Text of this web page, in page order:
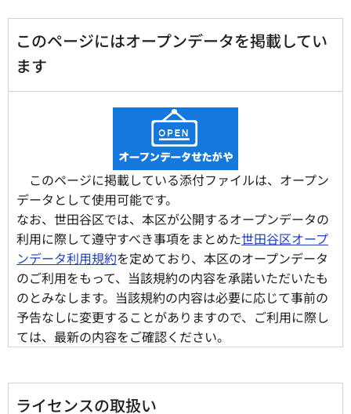
このページにはオープンデータを掲載してい
ます
このページに掲載している添付ファイルは、オープン
データとして使用可能です。
なお、世田谷区では、本区が公開するオープンデータの
利用に際して遵守すべき事項をまとめた世田谷区オープ
ンデータ利用規約を定めており、本区のオープンデータ
のご利用をもって、当該規約の内容を承諾いただいたも
のとみなします。当該規約の内容は必要に応じて事前の
予告なしに変更することがありますので、ご利用に際し
ては、最新の内容をご確認ください。
ライセンスの取扱い